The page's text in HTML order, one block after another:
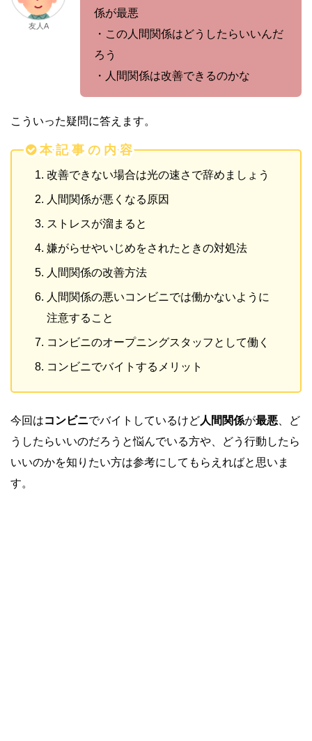
友人A
係が最悪
・この人間関係はどうしたらいいんだ
ろう
・人間関係は改善できるのかな
こういった疑問に答えます。
本 記 事 の 内 容
改善できない場合は光の速さで辞めましょう
人間関係が悪くなる原因
ストレスが溜まると
嫌がらせやいじめをされたときの対処法
人間関係の改善方法
人間関係の悪いコンビニでは働かないように
注意すること
コンビニのオープニングスタッフとして働く
コンビニでバイトするメリット
今回はコンビニでバイトしているけど人間関係が最悪 、ど
うしたらいいのだろうと悩んでいる方や、どう行動したら
いいのかを知りたい方は参考にしてもらえればと思いま
す。